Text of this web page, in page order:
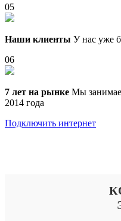
05
Наши клиенты У нас уже
06
7 лет на рынке Мы
2014 года
Подключить интернет